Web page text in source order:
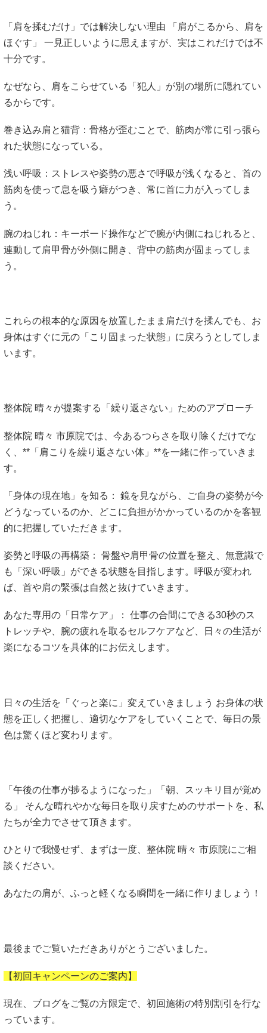
「肩を揉むだけ」では解決しない理由 「肩がこるから、肩を
ほぐす」 一見正しいように思えますが、実はこれだけでは不
十分です。
なぜなら、肩をこらせている「犯人」が別の場所に隠れてい
るからです。
巻き込み肩と猫背：骨格が歪むことで、筋肉が常に引っ張ら
れた状態になっている。
浅い呼吸：ストレスや姿勢の悪さで呼吸が浅くなると、首の
筋肉を使って息を吸う癖がつき、常に首に力が入ってしま
う。
腕のねじれ：キーボード操作などで腕が内側にねじれると、
連動して肩甲骨が外側に開き、背中の筋肉が固まってしま
う。
これらの根本的な原因を放置したまま肩だけを揉んでも、お
身体はすぐに元の「こり固まった状態」に戻ろうとしてしま
います。
整体院 晴々が提案する「繰り返さない」ためのアプローチ
整体院 晴々 市原院では、今あるつらさを取り除くだけでな
く、**「肩こりを繰り返さない体」**を一緒に作っていきま
す。
「身体の現在地」を知る： 鏡を見ながら、ご自身の姿勢が今
どうなっているのか、どこに負担がかかっているのかを客観
的に把握していただきます。
姿勢と呼吸の再構築： 骨盤や肩甲骨の位置を整え、無意識で
も「深い呼吸」ができる状態を目指します。呼吸が変われ
ば、首や肩の緊張は自然と抜けていきます。
あなた専用の「日常ケア」： 仕事の合間にできる30秒のス
トレッチや、腕の疲れを取るセルフケアなど、日々の生活が
楽になるコツを具体的にお伝えします。
日々の生活を「ぐっと楽に」変えていきましょう お身体の状
態を正しく把握し、適切なケアをしていくことで、毎日の景
色は驚くほど変わります。
「午後の仕事が捗るようになった」「朝、スッキリ目が覚め
る」 そんな晴れやかな毎日を取り戻すためのサポートを、私
たちが全力でさせて頂きます。
ひとりで我慢せず、まずは一度、整体院 晴々 市原院にご相
談ください。
あなたの肩が、ふっと軽くなる瞬間を一緒に作りましょう！
最後までご覧いただきありがとうございました。
【初回キャンペーンのご案内】
現在、ブログをご覧の方限定で、初回施術の特別割引を行な
っています。